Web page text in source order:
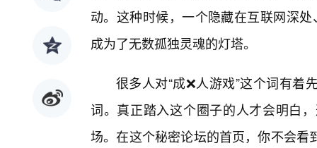
动。这种时候，一个隐藏在互联网深
成为了无数孤独灵魂的灯塔。
很多人对“成❌人游戏”这个词有
词。真正踏入这个圈子的人才会明白
场。在这个秘密论坛的首页，你不会